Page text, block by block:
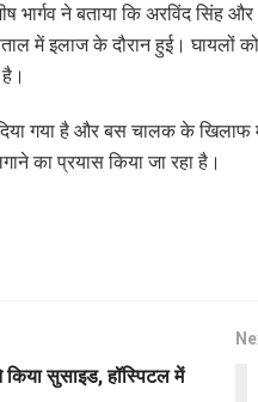
भार्गव ने बताया कि अरविंद सिंह
में इलाज के दौरान हुई। घायलों
गया है और बस चालक के खिलाफ
का प्रयास किया जा रहा है।
सुसाइड, हॉस्पिटल में